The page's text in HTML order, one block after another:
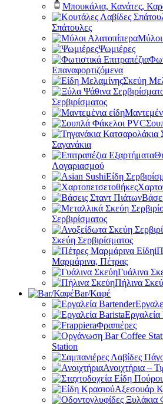
Μπουκάλια, Κανάτες,
Σπάτουλες
Μύλοι
Ψωμιέρες
Επαναφορτιζόμενα
Σκεύη
Σερβιρίσματος
Σαγανάκια
Λογαριασμού
Είδη
Σερβιρίσματος
Σκεύη Σερβιρίσματος
Μαρμάρινα, Πέτρας
Γυάλινα
Πήλινα
Bar/Καφέ
Εργαλεία
Φραπιέρες
Station
Ανοιχτήρια –
Αξεσουάρ